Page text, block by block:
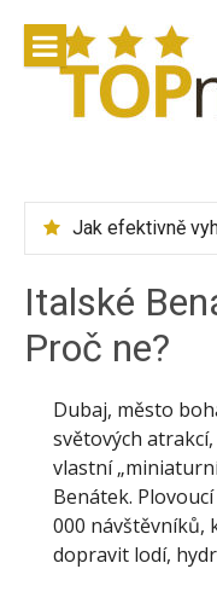
obsah
Italské
Proč ne?
Dubaj, město
světových
vlastní
Benátek.
000 návštěvníků,
dopravit lodí,